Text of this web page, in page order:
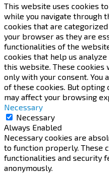
This website uses cookies
while you navigate through
cookies that are
your browser as they are
functionalities of the
cookies that help us
this website. These
only with your consent. You
of these cookies. But opting
may affect your browsing
Necessary
Necessary
Always Enabled
Necessary cookies are
to function properly. These
functionalities and security
anonymously.